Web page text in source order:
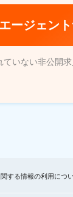
エージェン
ていない非公開
する情報の利用につ